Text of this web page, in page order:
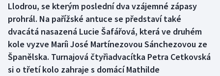
Dostihy
Florbal
Futsal
Llodrou, se kterým poslední dva vzájemné zápasy
prohrál. Na pařížské antuce se představí také
dvacátá nasazená Lucie Šafářová, která ve druhém
kole vyzve Maríi José Martínezovou Sánchezovou ze
Španělska. Turnajová čtyřiadvacítka Petra Cetkovská
si o třetí kolo zahraje s domácí Mathilde